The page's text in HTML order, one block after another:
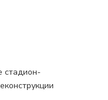
стадион-